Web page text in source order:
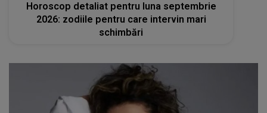
Horoscop detaliat pentru luna septembrie
2026: zodiile pentru care intervin mari
schimbări